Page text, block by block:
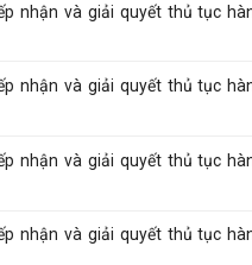
nhận và giải quyết thủ tục
nhận và giải quyết thủ tục
nhận và giải quyết thủ tục
nhận và giải quyết thủ tục